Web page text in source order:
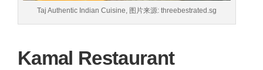
Taj Authentic Indian Cuisine, 图片来源: threebestrated.sg
Kamal Restaurant